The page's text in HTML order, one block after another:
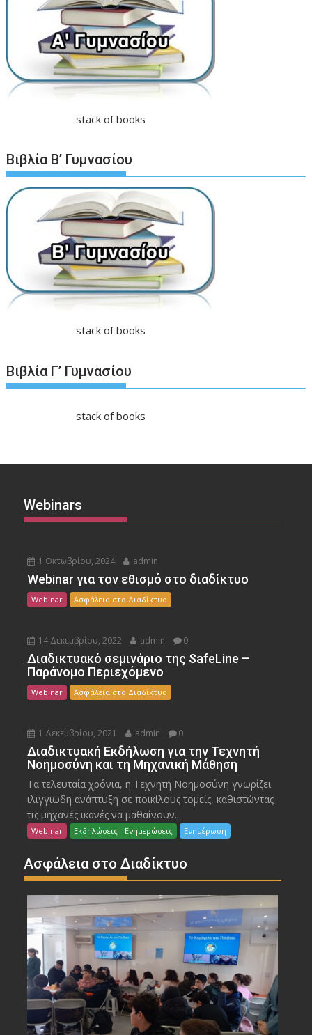
stack of books
Βιβλία Β’ Γυμνασίου
stack of books
Βιβλία Γ’ Γυμνασίου
stack of books
Webinars
1 Οκτωβρίου, 2024 admin
Webinar για τον εθισμό στο διαδίκτυο
Webinar Ασφάλεια στο Διαδίκτυο
14 Δεκεμβρίου, 2022 admin 0
Διαδικτυακό σεμινάριο της SafeLine –
Παράνομο Περιεχόμενο
Webinar Ασφάλεια στο Διαδίκτυο
1 Δεκεμβρίου, 2021 admin 0
Διαδικτυακή Εκδήλωση για την Τεχνητή
Νοημοσύνη και τη Μηχανική Μάθηση
Τα τελευταία χρόνια, η Τεχνητή Νοημοσύνη γνωρίζει
ιλιγγιώδη ανάπτυξη σε ποικίλους τομείς, καθιστώντας
τις μηχανές ικανές να μαθαίνουν...
Webinar Εκδηλώσεις - Ενημερώσεις Ενημέρωση
Ασφάλεια στο Διαδίκτυο